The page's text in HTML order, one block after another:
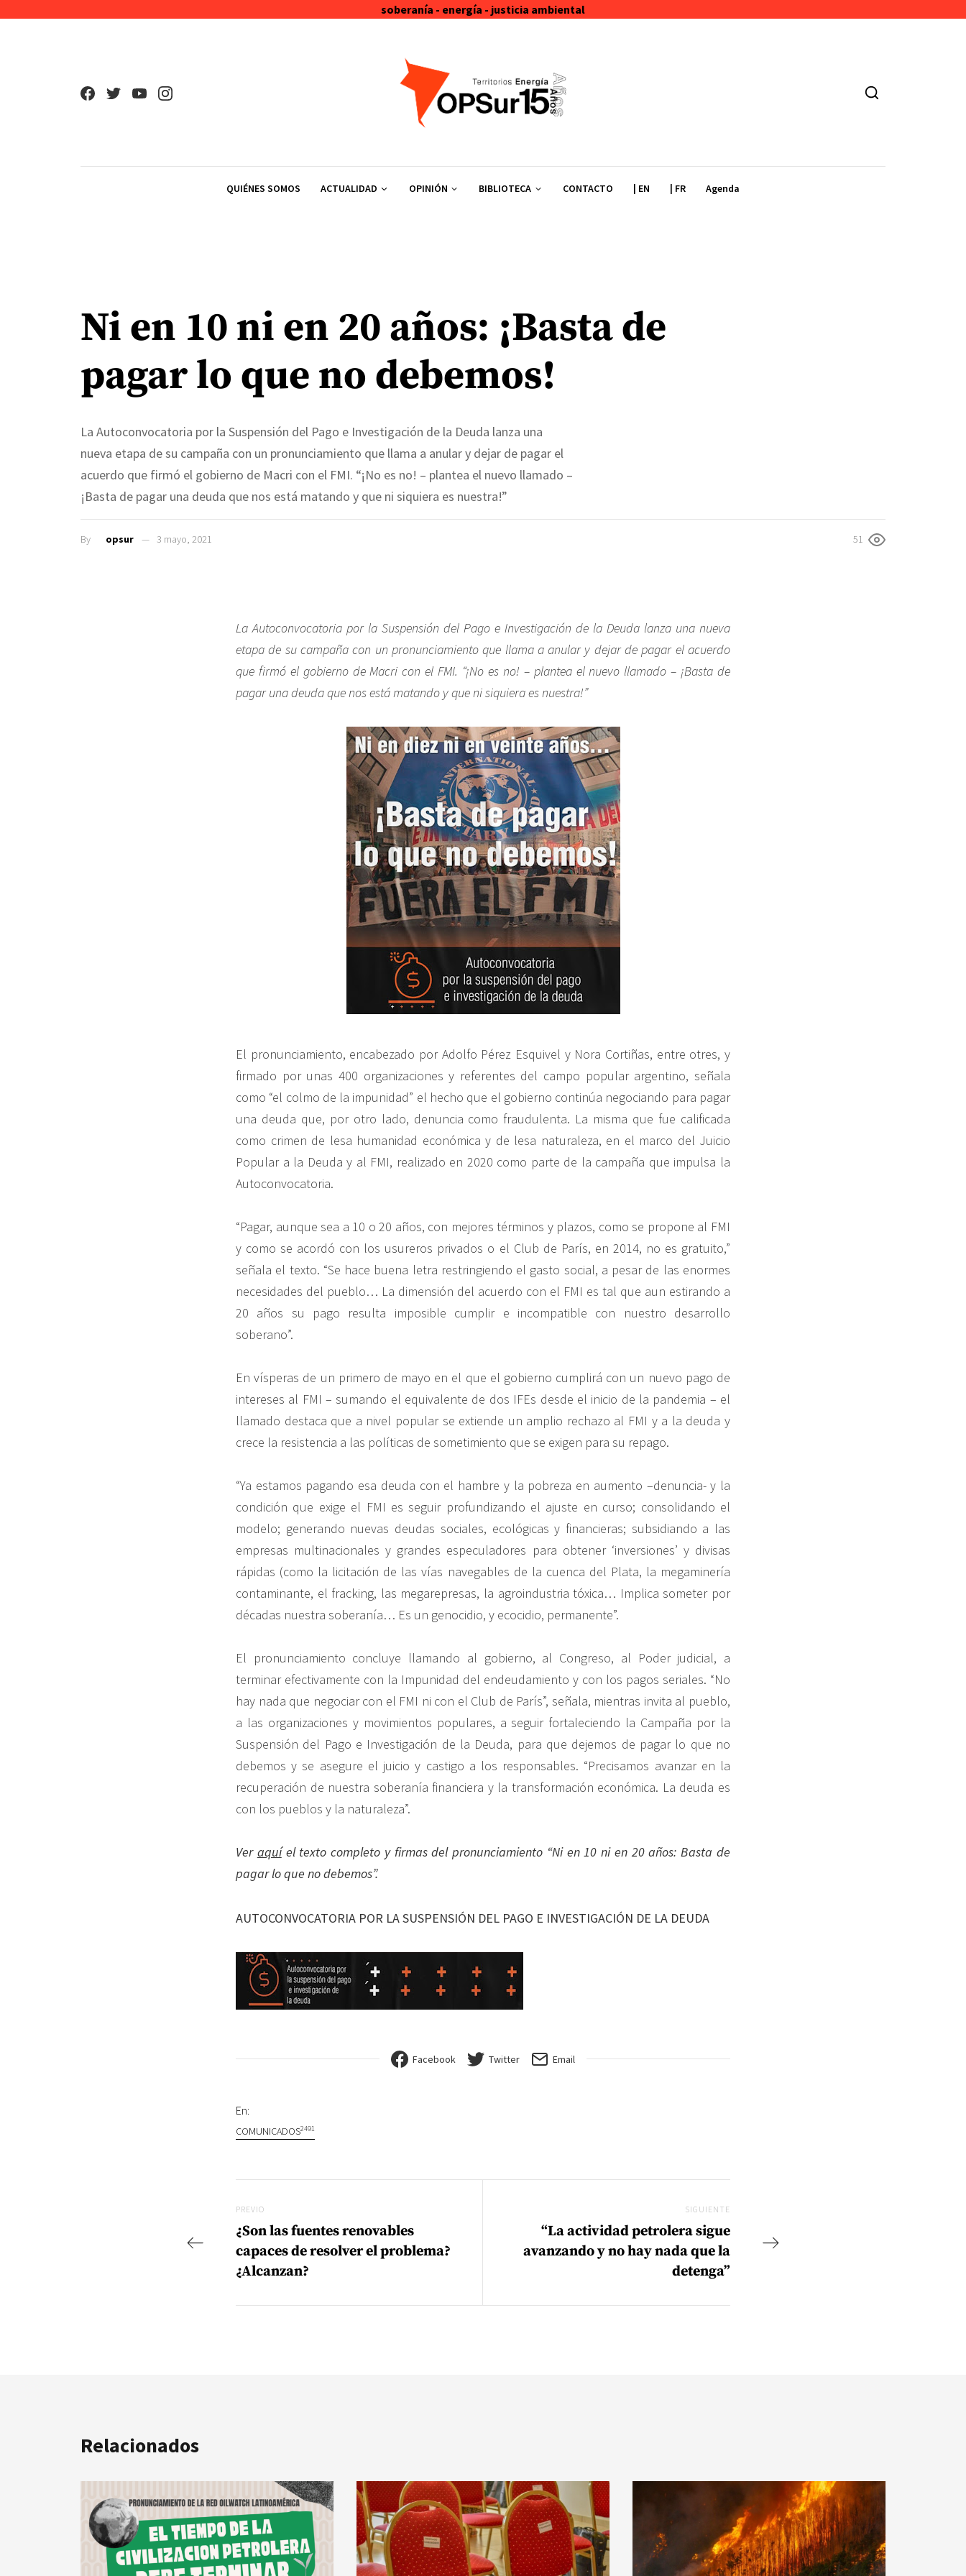
soberanía - energía - justicia ambiental
QUIÉNES SOMOS ACTUALIDAD OPINIÓN BIBLIOTECA CONTACTO | EN | FR Agenda
Ni en 10 ni en 20 años: ¡Basta de
pagar lo que no debemos!
La Autoconvocatoria por la Suspensión del Pago e Investigación de la Deuda lanza una
nueva etapa de su campaña con un pronunciamiento que llama a anular y dejar de pagar el
acuerdo que firmó el gobierno de Macri con el FMI. “¡No es no! – plantea el nuevo llamado –
¡Basta de pagar una deuda que nos está matando y que ni siquiera es nuestra!”
By opsur 3 mayo, 2021 51
La Autoconvocatoria por la Suspensión del Pago e Investigación de la Deuda lanza una nueva
etapa de su campaña con un pronunciamiento que llama a anular y dejar de pagar el acuerdo
que firmó el gobierno de Macri con el FMI. “¡No es no! – plantea el nuevo llamado – ¡Basta de
pagar una deuda que nos está matando y que ni siquiera es nuestra!”
El pronunciamiento, encabezado por Adolfo Pérez Esquivel y Nora Cortiñas, entre otres, y
firmado por unas 400 organizaciones y referentes del campo popular argentino, señala
como “el colmo de la impunidad” el hecho que el gobierno continúa negociando para pagar
una deuda que, por otro lado, denuncia como fraudulenta. La misma que fue calificada
como crimen de lesa humanidad económica y de lesa naturaleza, en el marco del Juicio
Popular a la Deuda y al FMI, realizado en 2020 como parte de la campaña que impulsa la
Autoconvocatoria.
“Pagar, aunque sea a 10 o 20 años, con mejores términos y plazos, como se propone al FMI
y como se acordó con los usureros privados o el Club de París, en 2014, no es gratuito,”
señala el texto. “Se hace buena letra restringiendo el gasto social, a pesar de las enormes
necesidades del pueblo… La dimensión del acuerdo con el FMI es tal que aun estirando a
20 años su pago resulta imposible cumplir e incompatible con nuestro desarrollo
soberano”.
En vísperas de un primero de mayo en el que el gobierno cumplirá con un nuevo pago de
intereses al FMI – sumando el equivalente de dos IFEs desde el inicio de la pandemia – el
llamado destaca que a nivel popular se extiende un amplio rechazo al FMI y a la deuda y
crece la resistencia a las políticas de sometimiento que se exigen para su repago.
“Ya estamos pagando esa deuda con el hambre y la pobreza en aumento –denuncia- y la
condición que exige el FMI es seguir profundizando el ajuste en curso; consolidando el
modelo; generando nuevas deudas sociales, ecológicas y financieras; subsidiando a las
empresas multinacionales y grandes especuladores para obtener ‘inversiones’ y divisas
rápidas (como la licitación de las vías navegables de la cuenca del Plata, la megaminería
contaminante, el fracking, las megarepresas, la agroindustria tóxica… Implica someter por
décadas nuestra soberanía… Es un genocidio, y ecocidio, permanente”.
El pronunciamiento concluye llamando al gobierno, al Congreso, al Poder judicial, a
terminar efectivamente con la Impunidad del endeudamiento y con los pagos seriales. “No
hay nada que negociar con el FMI ni con el Club de París”, señala, mientras invita al pueblo,
a las organizaciones y movimientos populares, a seguir fortaleciendo la Campaña por la
Suspensión del Pago e Investigación de la Deuda, para que dejemos de pagar lo que no
debemos y se asegure el juicio y castigo a los responsables. “Precisamos avanzar en la
recuperación de nuestra soberanía financiera y la transformación económica. La deuda es
con los pueblos y la naturaleza”.
Ver aquíel texto completo y firmas del pronunciamiento “Ni en 10 ni en 20 años: Basta de
pagar lo que no debemos”.
AUTOCONVOCATORIA POR LA SUSPENSIÓN DEL PAGO E INVESTIGACIÓN DE LA DEUDA
Facebook Twitter Email
En:
COMUNICADOS2491
Previo
PREVIO
¿Son las fuentes renovables
capaces de resolver el problema?
¿Alcanzan?
SIGUIENTE
“La actividad petrolera sigue
avanzando y no hay nada que la
detenga”
Relacionados